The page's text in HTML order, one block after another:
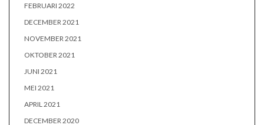
FEBRUARI 2022
DECEMBER 2021
NOVEMBER 2021
OKTOBER 2021
JUNI 2021
MEI 2021
APRIL 2021
DECEMBER 2020